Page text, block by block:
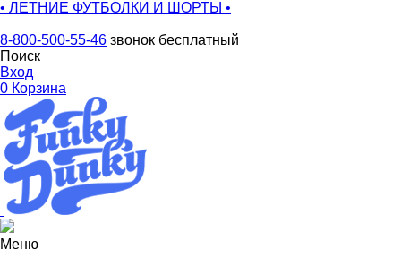
• ЛЕТНИЕ ФУТБОЛКИ И ШОРТЫ •
8-800-500-55-46 звонок бесплатный
Поиск
Вход
0 Корзина
Меню